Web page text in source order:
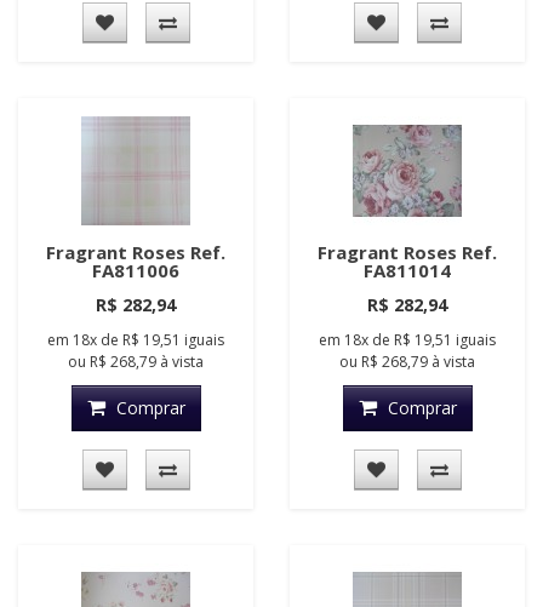
Fragrant Roses Ref.
FA811006
R$ 282,94
em 18x de R$ 19,51 iguais
ou R$ 268,79 à vista
Comprar
Fragrant Roses Ref.
FA811014
R$ 282,94
em 18x de R$ 19,51 iguais
ou R$ 268,79 à vista
Comprar